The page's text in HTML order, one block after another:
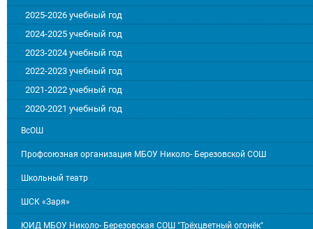
2025-2026 учебный год
2024-2025 учебный год
2023-2024 учебный год
2022-2023 учебный год
2021-2022 учебный год
2020-2021 учебный год
ВсОШ
Профсоюзная организация МБОУ Николо- Березовской СОШ
Школьный театр
ШСК «Заря»
ЮИД МБОУ Николо- Березовская СОШ "Трёхцветный огонёк"